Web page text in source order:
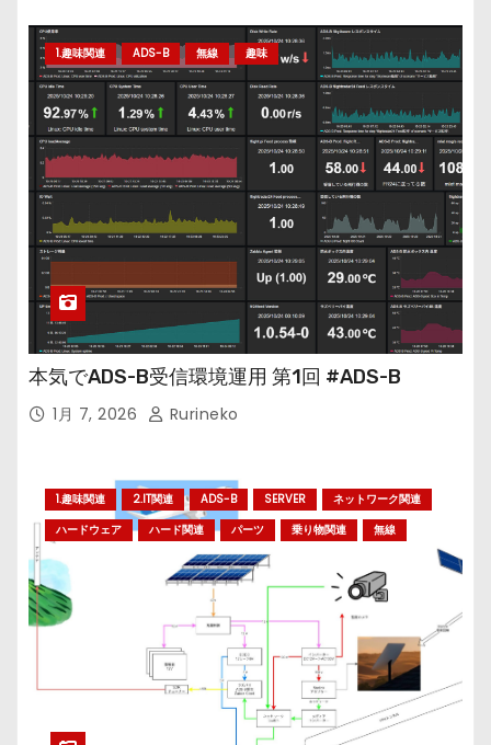
1.趣味関連 ADS-B 無線 趣味
本気でADS-B受信環境運用 第1回 #ADS-B
1月 7, 2026 Rurineko
1.趣味関連 2.IT関連 ADS-B SERVER
ネットワーク関連
ハードウェア
ハード関連 パーツ 乗り物関連 無線